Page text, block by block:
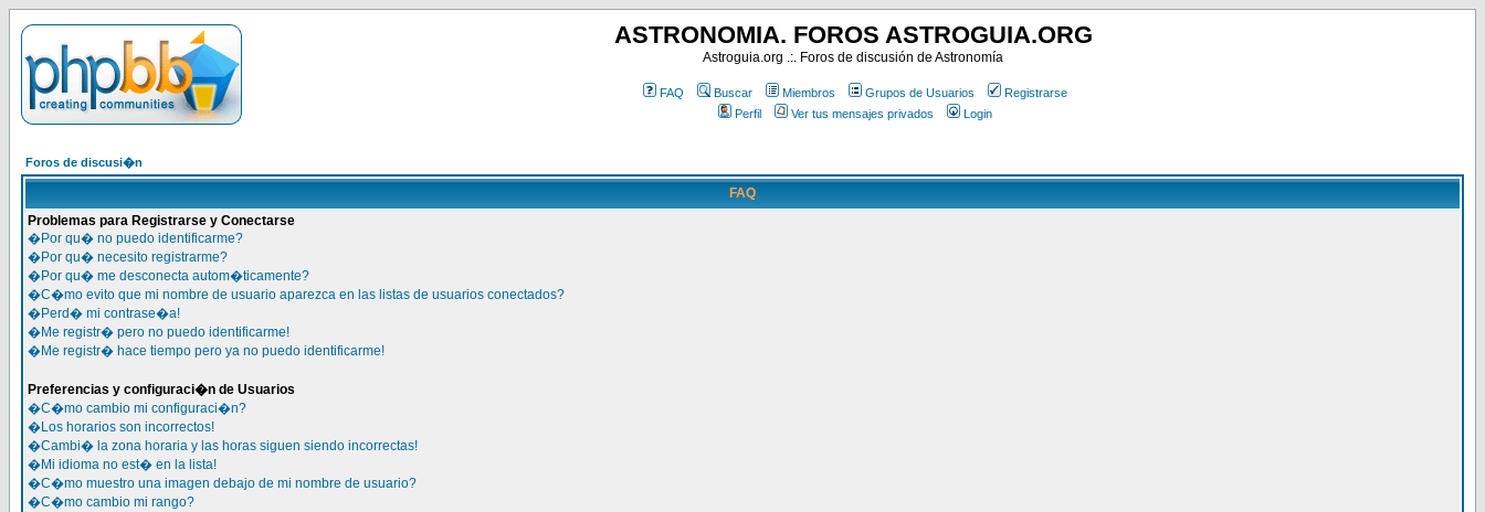
ASTRONOMIA. FOROS ASTROGUIA.ORG
Astroguia.org .:. Foros de discusión de Astronomía
FAQ Buscar Miembros Grupos de Usuarios
Registrarse
Perfil
Ver tus mensajes privados Login
Foros de discusi�n
FAQ
Problemas para Registrarse y Conectarse
�Por qu� no puedo identificarme?
�Por qu� necesito registrarme?
�Por qu� me desconecta autom�ticamente?
�C�mo evito que mi nombre de usuario aparezca en las listas de usuarios conectados?
�Perd� mi contrase�a!
�Me registr� pero no puedo identificarme!
�Me registr� hace tiempo pero ya no puedo identificarme!
Preferencias y configuraci�n de Usuarios
�C�mo cambio mi configuraci�n?
�Los horarios son incorrectos!
�Cambi� la zona horaria y las horas siguen siendo incorrectas!
�Mi idioma no est� en la lista!
�C�mo muestro una imagen debajo de mi nombre de usuario?
�C�mo cambio mi rango?